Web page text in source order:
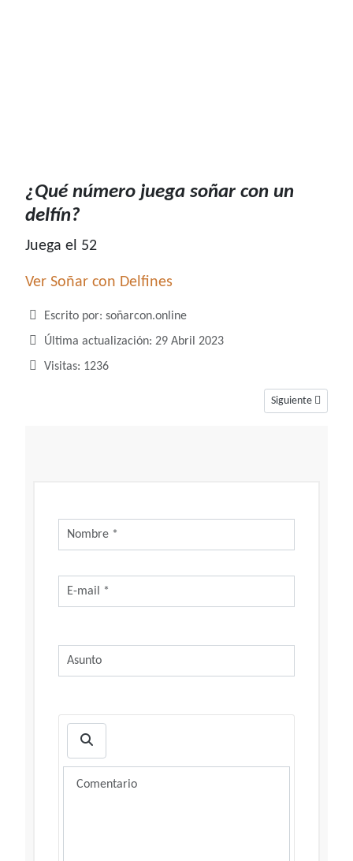
¿Qué número juega soñar con un
delfín?
Juega el 52
Ver Soñar con Delfines
Detalles
Escrito por: soñarcon.online
Última actualización: 29 Abril 2023
Visitas: 1236
Artículo siguiente:
Siguiente